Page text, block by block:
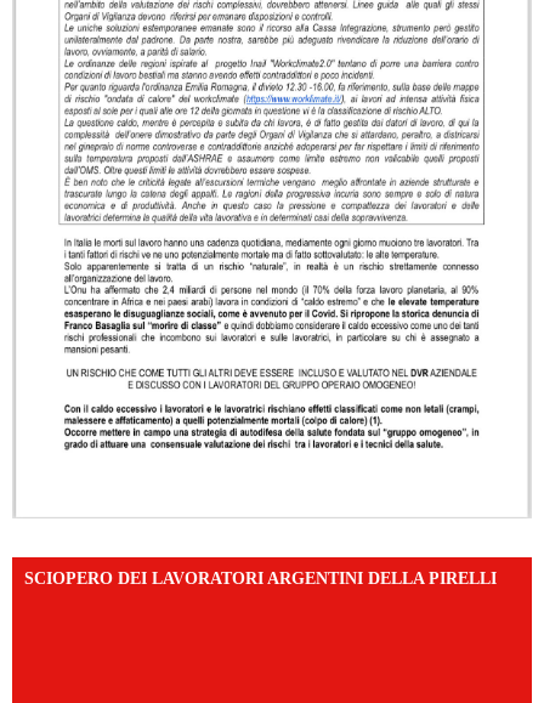
SCIOPERO DEI LAVORATORI ARGENTINI DELLA PIRELLI